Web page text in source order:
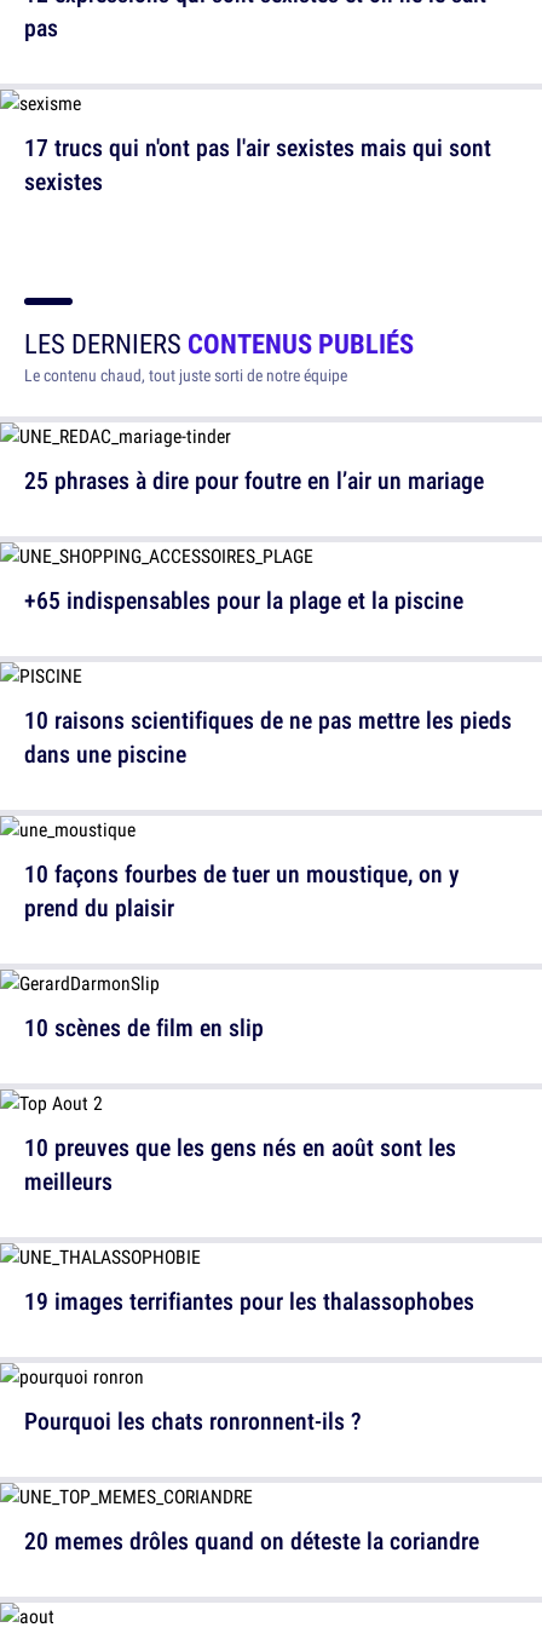
17 trucs qui n'ont pas l'air sexistes mais qui sont
sexistes
pas
LES DERNIERS CONTENUS PUBLIÉS
Le contenu chaud, tout juste sorti de notre équipe
25 phrases à dire pour foutre en l’air un mariage
10 raisons scientifiques de ne pas mettre les pieds
dans une piscine
10 scènes de film en slip
19 images terrifiantes pour les thalassophobes
20 memes drôles quand on déteste la coriandre
+65 indispensables pour la plage et la piscine
10 façons fourbes de tuer un moustique, on y
prend du plaisir
10 preuves que les gens nés en août sont les
meilleurs
Pourquoi les chats ronronnent-ils ?